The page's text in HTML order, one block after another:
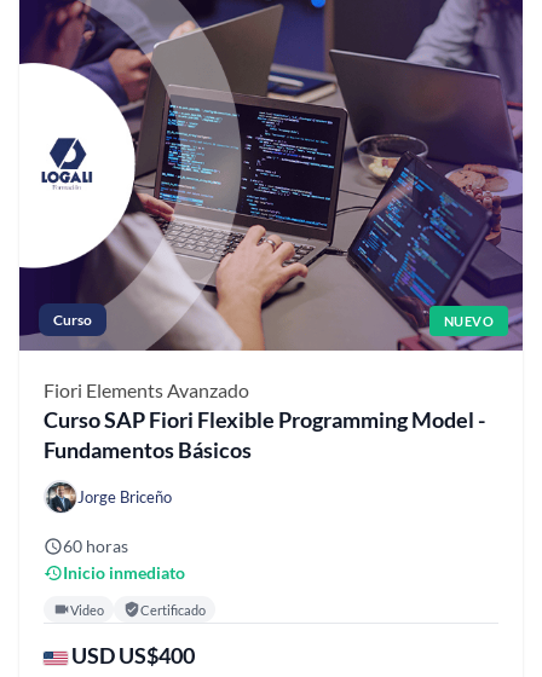
Curso NUEVO
Fiori ElementsAvanzado
Curso SAP Fiori Flexible Programming Model -
Fundamentos Básicos
Jorge Briceño
60 horas
Inicio inmediato
Video Certificado
USD US$400